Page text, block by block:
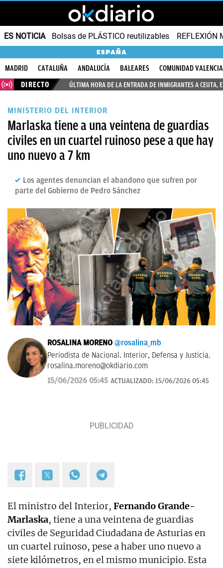
ES NOTICIA Bolsas de PLÁSTICO reutilizables REFLEXIÓN
ESPAÑA
MADRID CATALUÑA ANDALUCÍA BALEARES
COMUNIDAD
DIRECTO
ÚLTIMA HORA DE LA ENTRADA DE INMIGRANTES A CEUTA,
MINISTERIO DEL INTERIOR
Marlaska tiene a una veintena de guardias
civiles en un cuartel ruinoso pese a que hay
uno nuevo a 7 km
Los agentes denuncian el abandono que sufren por
parte del Gobierno de Pedro Sánchez
ROSALINA MORENO @rosalina_mb
Periodista de Nacional. Interior, Defensa y Justicia.
rosalina.moreno@okdiario.com
15/06/2026 05:45 ACTUALIZADO: 15/06/2026 05:45
El ministro del Interior, Fernando Grande-
Marlaska, tiene a una veintena de guardias
civiles de Seguridad Ciudadana de Asturias en
un cuartel ruinoso, pese a haber uno nuevo a
siete kilómetros, en el mismo municipio. Esta